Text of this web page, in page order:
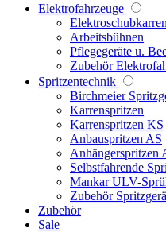
Elektrofahrzeuge
Elektroschubkarren
Arbeitsbühnen
Pflegegeräte u.
Zubehör
Spritzentechnik
Birchmeier
Karrenspritzen
Karrenspritzen KS
Anbauspritzen AS
Anhängerspritzen
Selbstfahrende
Mankar ULV-
Zubehör
Zubehör
Sale